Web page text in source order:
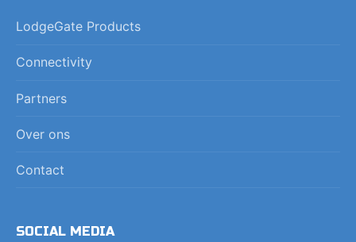
LodgeGate Products
Connectivity
Partners
Over ons
Contact
SOCIAL MEDIA